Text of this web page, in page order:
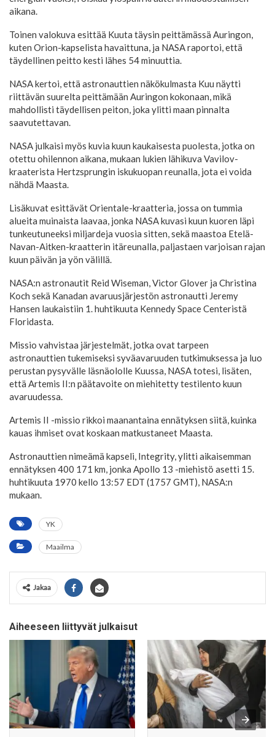
aikana.
Toinen valokuva esittää Kuuta täysin peittämässä Auringon,
kuten Orion-kapselista havaittuna, ja NASA raportoi, että
täydellinen peitto kesti lähes 54 minuuttia.
NASA kertoi, että astronauttien näkökulmasta Kuu näytti
riittävän suurelta peittämään Auringon kokonaan, mikä
mahdollisti täydellisen peiton, joka ylitti maan pinnalta
saavutettavan.
NASA julkaisi myös kuvia kuun kaukaisesta puolesta, jotka on
otettu ohilennon aikana, mukaan lukien lähikuva Vavilov-
kraaterista Hertzsprungin iskukuopan reunalla, jota ei voida
nähdä Maasta.
Lisäkuvat esittävät Orientale-kraatteria, jossa on tummia
alueita muinaista laavaa, jonka NASA kuvasi kuun kuoren läpi
tunkeutuneeksi miljardeja vuosia sitten, sekä maastoa Etelä-
Navan-Aitken-kraatterin itäreunalla, paljastaen varjoisan rajan
kuun päivän ja yön välillä.
NASA:n astronautit Reid Wiseman, Victor Glover ja Christina
Koch sekä Kanadan avaruusjärjestön astronautti Jeremy
Hansen laukaistiin 1. huhtikuuta Kennedy Space Centeristä
Floridasta.
Missio vahvistaa järjestelmät, jotka ovat tarpeen
astronauttien tukemiseksi syväavaruuden tutkimuksessa ja luo
perustan pysyvälle läsnäololle Kuussa, NASA totesi, lisäten,
että Artemis II:n päätavoite on miehitetty testilento kuun
avaruudessa.
Artemis II -missio rikkoi maanantaina ennätyksen siitä, kuinka
kauas ihmiset ovat koskaan matkustaneet Maasta.
Astronauttien nimeämä kapseli, Integrity, ylitti aikaisemman
ennätyksen 400 171 km, jonka Apollo 13 -miehistö asetti 15.
huhtikuuta 1970 kello 13:57 EDT (1757 GMT), NASA:n
mukaan.
YK
Maailma
Jakaa
Aiheeseen liittyvät julkaisut